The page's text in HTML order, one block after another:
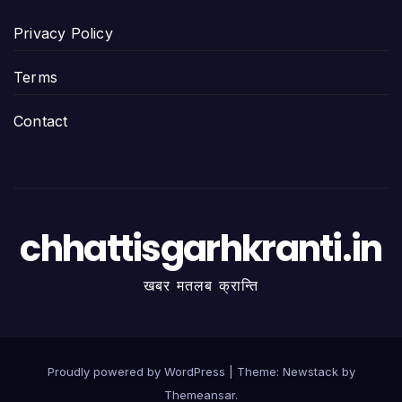
Privacy Policy
Terms
Contact
chhattisgarhkranti.in
खबर मतलब क्रान्ति
Proudly powered by WordPress Theme: Newstackby
Themeansar.